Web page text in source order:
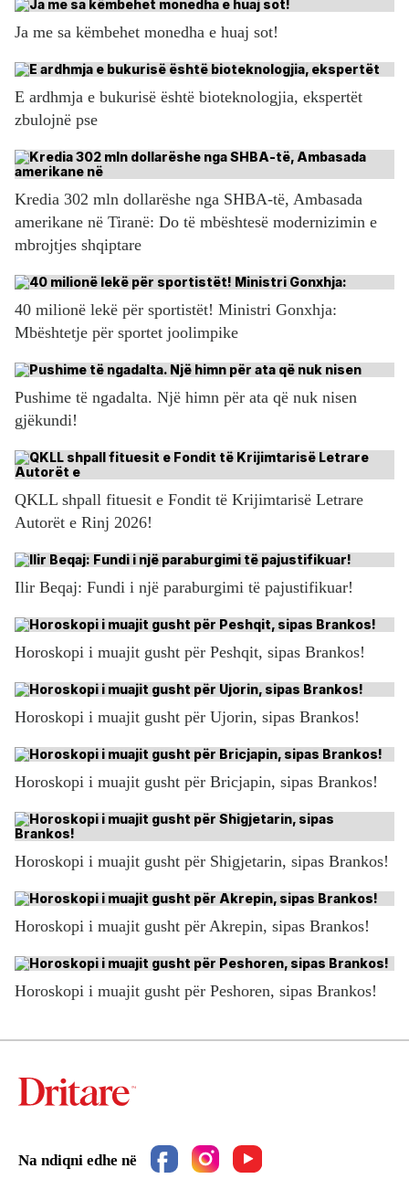
Ja me sa këmbehet monedha e huaj sot!
E ardhmja e bukurisë është bioteknologjia, ekspertët
zbulojnë pse
Kredia 302 mln dollarëshe nga SHBA-të, Ambasada
amerikane në Tiranë: Do të mbështesë modernizimin e
mbrojtjes shqiptare
40 milionë lekë për sportistët! Ministri Gonxhja:
Mbështetje për sportet joolimpike
Pushime të ngadalta. Një himn për ata që nuk nisen
gjëkundi!
QKLL shpall fituesit e Fondit të Krijimtarisë Letrare
Autorët e Rinj 2026!
Ilir Beqaj: Fundi i një paraburgimi të pajustifikuar!
Horoskopi i muajit gusht për Peshqit, sipas Brankos!
Horoskopi i muajit gusht për Ujorin, sipas Brankos!
Horoskopi i muajit gusht për Bricjapin, sipas Brankos!
Horoskopi i muajit gusht për Shigjetarin, sipas Brankos!
Horoskopi i muajit gusht për Akrepin, sipas Brankos!
Horoskopi i muajit gusht për Peshoren, sipas Brankos!